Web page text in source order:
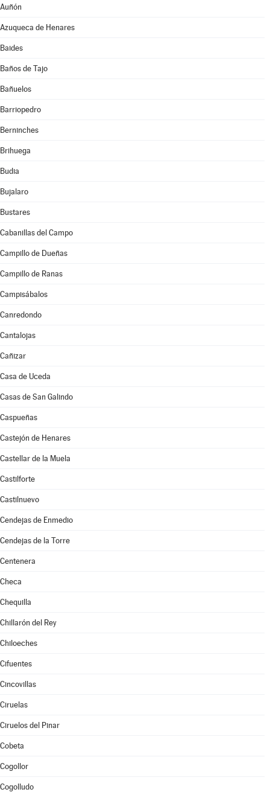
Auñón
Azuqueca de Henares
Baides
Baños de Tajo
Bañuelos
Barriopedro
Berninches
Brihuega
Budia
Bujalaro
Bustares
Cabanillas del Campo
Campillo de Dueñas
Campillo de Ranas
Campisábalos
Canredondo
Cantalojas
Cañizar
Casa de Uceda
Casas de San Galindo
Caspueñas
Castejón de Henares
Castellar de la Muela
Castilforte
Castilnuevo
Cendejas de Enmedio
Cendejas de la Torre
Centenera
Checa
Chequilla
Chillarón del Rey
Chiloeches
Cifuentes
Cincovillas
Ciruelas
Ciruelos del Pinar
Cobeta
Cogollor
Cogolludo